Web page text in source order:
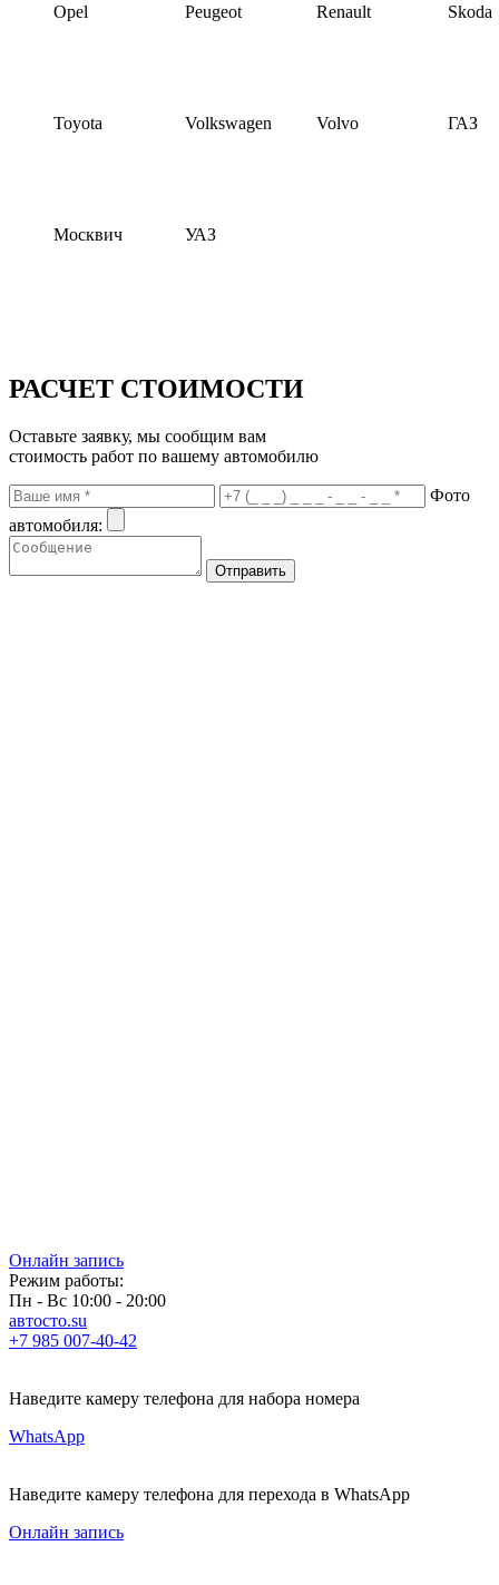
Opel Peugeot Renault Skoda
Toyota Volkswagen Volvo ГАЗ
Москвич УАЗ
РАСЧЕТ СТОИМОСТИ
Оставьте заявку, мы сообщим вам
стоимость работ по вашему автомобилю
Фото
автомобиля:
Онлайн запись
Режим работы:
Пн - Вс 10:00 - 20:00
автосто.su
+7 985 007-40-42
Наведите камеру телефона для набора номера
WhatsApp
Наведите камеру телефона для перехода в WhatsApp
Онлайн запись